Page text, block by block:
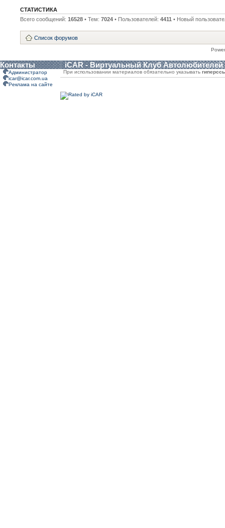
СТАТИСТИКА
Всего сообщений: 16528 • Тем: 7024 • Пользователей: 4411 • Новый
Список форумов
Контакты iCAR - Виртуальный Клуб Автолюбителей
Администратор
icar@icar.com.ua
Реклама на сайте
При использовании материалов обязательно указывать